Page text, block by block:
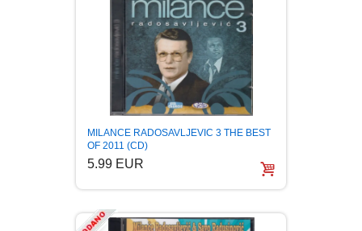
FANTASTIKA
HOROR
INTERNET I RAČUNARI
ISTORIJSKI
KLASICI
MILANCE RADOSAVLJEVIC 3 THE BEST
OF 2011 (CD)
5.99 EUR